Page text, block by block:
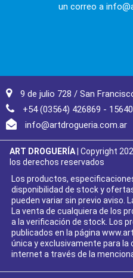
un correo a
9 de julio 728 / San
+54 (03564) 426869 -
info@artdrogueria.com.ar
ART DROGUERÍA| Copyright
los derechos reservados
Los productos,
disponibilidad de stock y
pueden variar sin previo aviso.
La venta de cualquiera de los
a la verificación de stock. Los
publicados en la página
única y exclusivamente para la
internet a través de la